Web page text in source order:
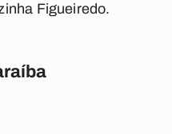
Figueiredo.